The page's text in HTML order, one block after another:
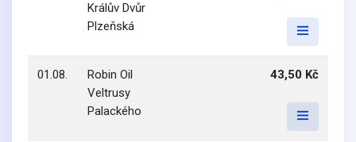
Králův Dvůr
Plzeňská
01.08.
Robin Oil
Veltrusy
Palackého
43,50 Kč